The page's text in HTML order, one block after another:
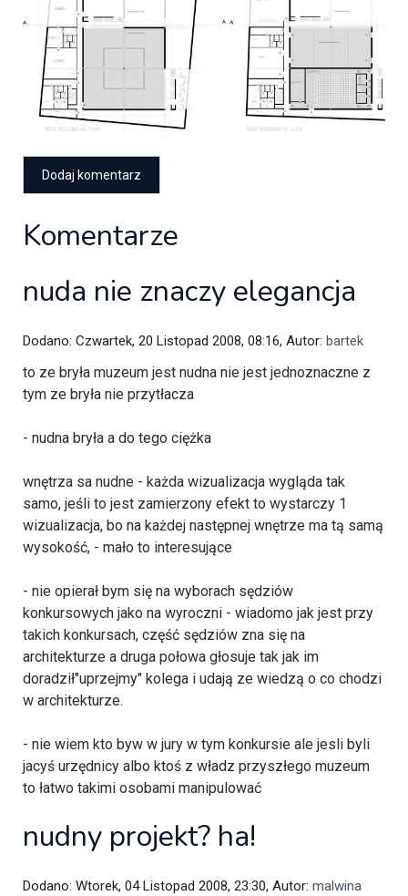
Komentarze
nuda nie znaczy elegancja
Dodano: Czwartek, 20 Listopad 2008, 08:16, Autor: bartek
to ze bryła muzeum jest nudna nie jest jednoznaczne z
tym ze bryła nie przytłacza
- nudna bryła a do tego ciężka
wnętrza sa nudne - każda wizualizacja wygląda tak
samo, jeśli to jest zamierzony efekt to wystarczy 1
wizualizacja, bo na każdej następnej wnętrze ma tą samą
wysokość, - mało to interesujące
- nie opierał bym się na wyborach sędziów
konkursowych jako na wyroczni - wiadomo jak jest przy
takich konkursach, część sędziów zna się na
architekturze a druga połowa głosuje tak jak im
doradził"uprzejmy" kolega i udają ze wiedzą o co chodzi
w architekturze.
- nie wiem kto byw w jury w tym konkursie ale jesli byli
jacyś urzędnicy albo ktoś z władz przyszłego muzeum
to łatwo takimi osobami manipulować
nudny projekt? ha!
Dodano: Wtorek, 04 Listopad 2008, 23:30, Autor: malwina